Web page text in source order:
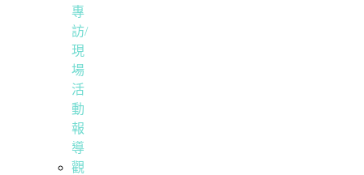
專
訪/
現
場
活
動
報
導
觀